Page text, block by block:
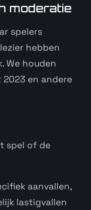
moderatie
spelers
hebben
We houden
en andere
spel of de
aanvallen,
lastigvallen